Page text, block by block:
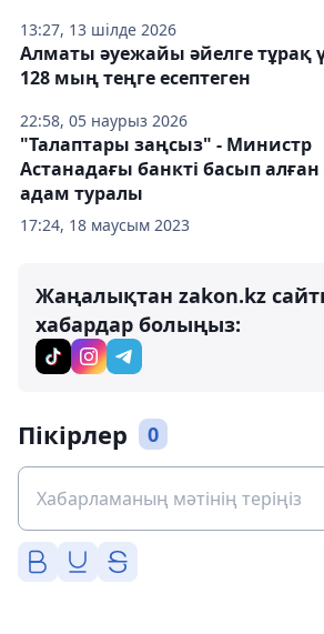
13:27, 13 шілде 2026
22:58, 05 наурыз 2026
Алматы әуежайы әйелге тұрақ
128 мың теңге есептеген
17:24, 18 маусым 2023
"Талаптары заңсыз" - Министр
Астанадағы банкті басып алған
адам туралы
Жаңалықтан zakon.kz
хабардар болыңыз:
Пікірлер 0